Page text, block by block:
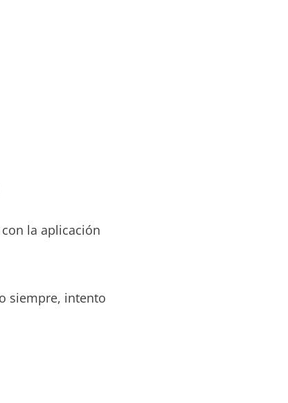
la aplicación
siempre, intento